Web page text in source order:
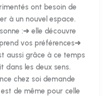
ont besoin de
à un nouvel espace.
:➜ elle découvre
vos préférences➜
aussi grâce à ce temps
dans les deux sens.
chez soi demande
de même pour celle